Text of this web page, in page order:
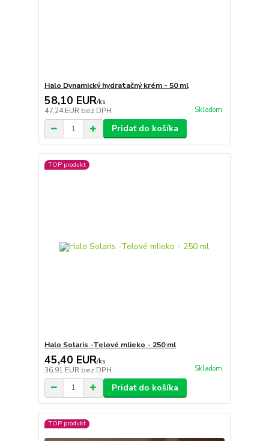
Halo Dynamický hydratačný krém - 50 ml
58,10 EUR/ks
47,24 EUR bez DPH Skladom
Pridať do košíka
TOP produkt
Halo Solaris -Telové mlieko - 250 ml
45,40 EUR/ks
36,91 EUR bez DPH Skladom
Pridať do košíka
TOP produkt